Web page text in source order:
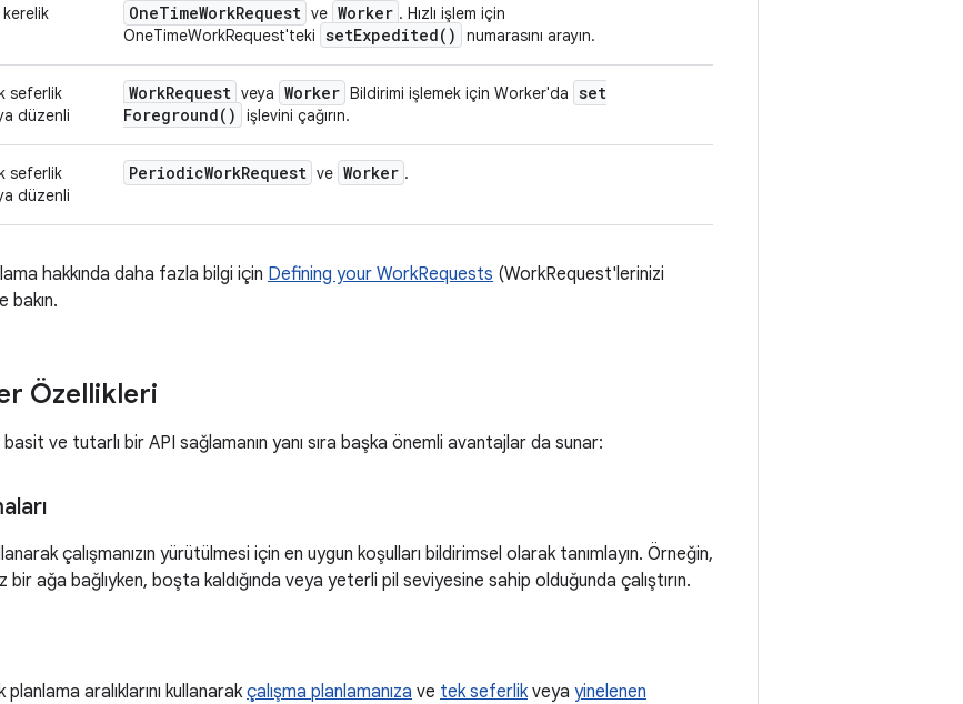
kerelik OneTimeWorkRequest ve Worker . Hızlı işlem için
OneTimeWorkRequest'teki setExpedited( ) numarasını arayın.
seferlik
düzenli
WorkRequest veya Worker Bildirimi işlemek için Worker'da set
Foreground( ) işlevini çağırın.
seferlik
düzenli
PeriodicWorkRequest ve Worker .
hakkında daha fazla bilgi için Defining your WorkRequests (WorkRequest'lerinizi
bakın.
Özellikleri
ve tutarlı bir API sağlamanın yanı sıra başka önemli avantajlar da sunar:
çalışmanızın yürütülmesi için en uygun koşulları bildirimsel olarak tanımlayın. Örneğin,
bir ağa bağlıyken, boşta kaldığında veya yeterli pil seviyesine sahip olduğunda çalıştırın.
aralıklarını kullanarak çalışma planlamanıza ve tek seferlikveya yinelenen